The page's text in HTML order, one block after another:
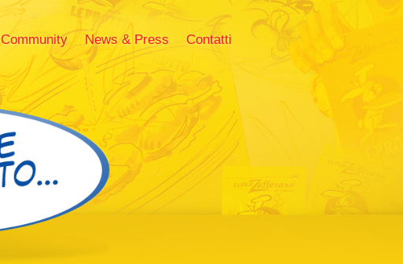
Community News & Press Contatti